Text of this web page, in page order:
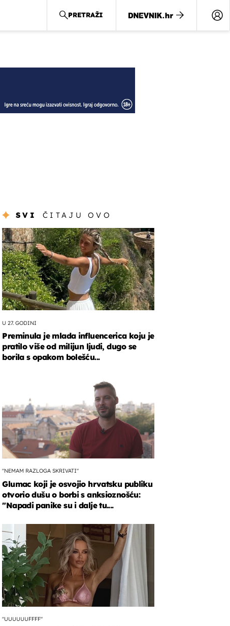
PRETRAŽI
SVI ČITAJU OVO
U 27. GODINI
Preminula je mlada influencerica koju je
pratilo više od milijun ljudi, dugo se
borila s opakom bolešću...
"NEMAM RAZLOGA SKRIVATI"
Glumac koji je osvojio hrvatsku publiku
otvorio dušu o borbi s anksioznošću:
"Napadi panike su i dalje tu....
"UUUUUUFFFF"